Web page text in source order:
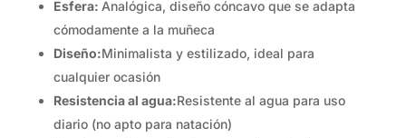
Esfera: Analógica, diseño cóncavo que se adapta
cómodamente a la muñeca
Diseño:Minimalista y estilizado, ideal para
cualquier ocasión
Resistencia al agua:Resistente al agua para uso
diario (no apto para natación)